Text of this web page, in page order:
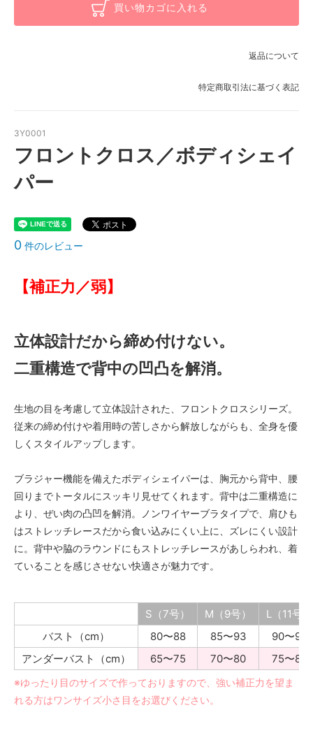
ブラック
買い物カゴに入れる
返品について
特定商取引法に基づく表記
3Y0001
フロントクロス／ボディシェイ
パー
0 件のレビュー
【補正力／弱】
立体設計だから締め付けない。
二重構造で背中の凹凸を解消。
生地の目を考慮して立体設計された、フロントクロスシリーズ。
従来の締め付けや着用時の苦しさから解放しながらも、全身を優
しくスタイルアップします。
ブラジャー機能を備えたボディシェイパーは、胸元から背中、腰
回りまでトータルにスッキリ見せてくれます。背中は二重構造に
より、ぜい肉の凸凹を解消。ノンワイヤーブラタイプで、肩ひも
はストレッチレースだから食い込みにくい上に、ズレにくい設計
に。背中や脇のラウンドにもストレッチレースがあしらわれ、着
ていることを感じさせない快適さが魅力です。
S（7号） M（9号）
L（11号）
バスト
（cm） 80〜88 85〜93
90〜98
アンダーバスト
（cm） 65〜75 70〜80 75〜85
※ゆったり目のサイズで作っておりますので、強い補正力を望ま
れる方はワンサイズ小さ目をお選びください。